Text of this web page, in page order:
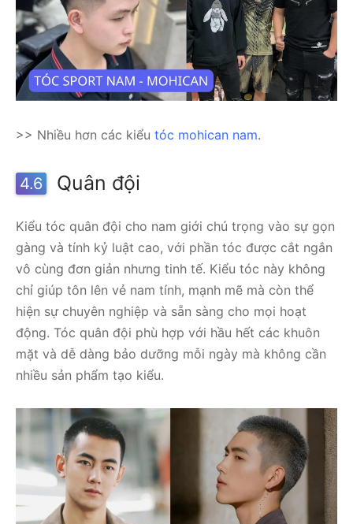
>> Nhiều hơn các kiểu tóc mohican nam.
4.6 Quân đội
Kiểu tóc quân đội cho nam giới chú trọng vào sự gọn
gàng và tính kỷ luật cao, với phần tóc được cắt ngắn
vô cùng đơn giản nhưng tinh tế. Kiểu tóc này không
chỉ giúp tôn lên vẻ nam tính, mạnh mẽ mà còn thể
hiện sự chuyên nghiệp và sẵn sàng cho mọi hoạt
động. Tóc quân đội phù hợp với hầu hết các khuôn
mặt và dễ dàng bảo dưỡng mỗi ngày mà không cần
nhiều sản phẩm tạo kiểu.